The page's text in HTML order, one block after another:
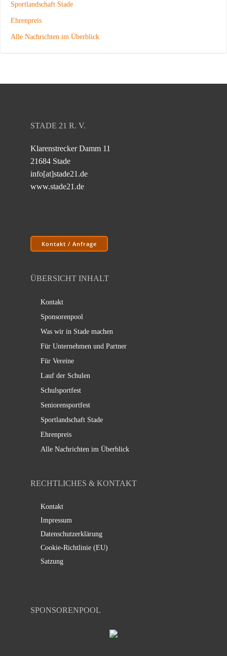
Sportlandschaft Stade
Ehrenpreis
Alle Nachrichten im Überblick
STADE 21 R. V.
Klarenstrecker Damm 11
21684 Stade
info[at]stade21.de
www.stade21.de
Kontakt / Anfrage
ÜBERSICHT INHALT
Kontakt
Sponsorenpool
Was wir in Stade machen
Für Unternehmen und Partner
Für Vereine
Lauf der Schulen
Schulsportfest
Seniorensportfest
Sportlandschaft Stade
Ehrenpreis
Alle Nachrichten im Überblick
RECHTLICHES & KONTAKT
Kontakt
Impressum
Datenschutzerklärung
Cookie-Richtlinie (EU)
Satzung
SPONSORENPOOL